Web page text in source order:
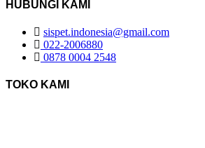
HUBUNGI KAMI
sispet.indonesia@gmail.com
022-2006880
0878 0004 2548
TOKO KAMI